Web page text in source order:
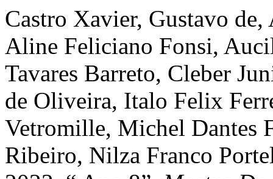
Castro Xavier, Gustavo
Aline Feliciano Fonsi,
Tavares Barreto, Cleber
de Oliveira, Italo Felix
Vetromille, Michel Dantes
Ribeiro, Nilza Franco